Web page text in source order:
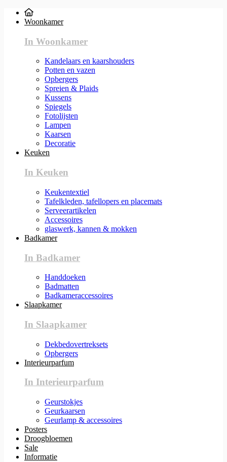
Woonkamer
In Woonkamer
Kandelaars en kaarshouders
Potten en vazen
Opbergers
Spreien & Plaids
Kussens
Spiegels
Fotolijsten
Lampen
Kaarsen
Decoratie
Keuken
In Keuken
Keukentextiel
Tafelkleden, tafellopers en placemats
Serveerartikelen
Accessoires
glaswerk, kannen & mokken
Badkamer
In Badkamer
Handdoeken
Badmatten
Badkameraccessoires
Slaapkamer
In Slaapkamer
Dekbedovertreksets
Opbergers
Interieurparfum
In Interieurparfum
Geurstokjes
Geurkaarsen
Geurlamp & accessoires
Posters
Droogbloemen
Sale
Informatie